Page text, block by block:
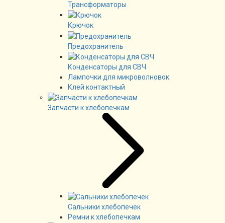
Трансформаторы
Крючок
Предохранитель
Конденсаторы для СВЧ
Лампочки для микроволновок
Клей контактный
Запчасти к хлебопечкам
Сальники хлебопечек
Ремни к хлебопечкам